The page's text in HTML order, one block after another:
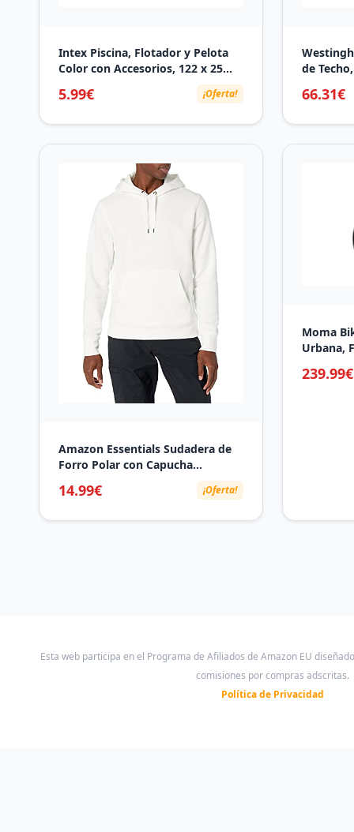
Intex Piscina, Flotador y Pelota
Color con Accesorios, 122 x 25
5.99€ ¡Oferta!
de
66.31€
Amazon Essentials Sudadera de
Forro Polar con Capucha
(Disponible en Tallas Grandes y
Largos Especiales) Hombre,
14.99€ ¡Oferta!
Moma
Urbana,
239.99€
Esta web participa en el Programa de Afiliados de Amazon EU
comisiones por compras adscritas.
Política de Privacidad